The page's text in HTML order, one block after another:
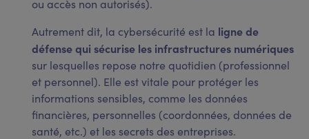
ou accès non autorisés).
Autrement dit, la cybersécurité est la ligne de
défense qui sécurise les infrastructures numériques
sur lesquelles repose notre quotidien (professionnel
et personnel). Elle est vitale pour protéger les
informations sensibles, comme les données
financières, personnelles (coordonnées, données de
santé, etc.) et les secrets des entreprises.